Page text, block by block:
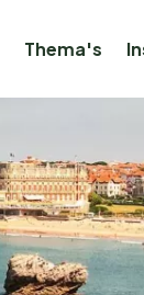
Thema's